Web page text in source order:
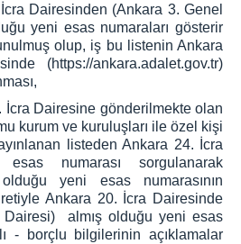
Dairesinden (Ankara 3. Genel
yeni esas numaraları gösterir
olup, iş bu listenin Ankara
(https://ankara.adalet.gov.tr)
İcra Dairesine gönderilmekte olan
kurum ve kuruluşları ile özel kişi
listeden Ankara 24. İcra
numarası sorgulanarak
yeni esas numarasının
Ankara 20. İcra Dairesinde
almış olduğu yeni esas
- borçlu bilgilerinin açıklamalar